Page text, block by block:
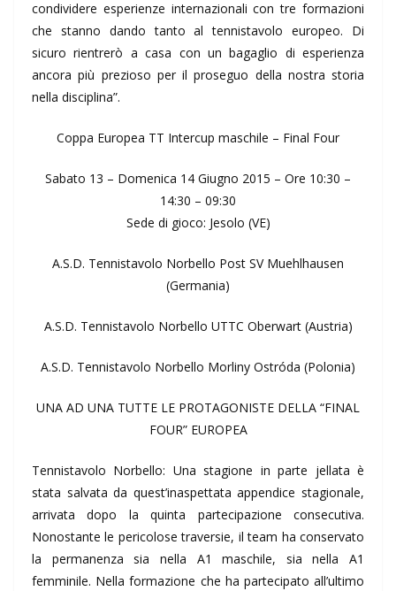
condividere esperienze internazionali con tre formazioni
che stanno dando tanto al tennistavolo europeo. Di
sicuro rientrerò a casa con un bagaglio di esperienza
ancora più prezioso per il proseguo della nostra storia
nella disciplina”.
Coppa Europea TT Intercup maschile – Final Four
Sabato 13 – Domenica 14 Giugno 2015 – Ore 10:30 –
14:30 – 09:30
Sede di gioco: Jesolo (VE)
A.S.D. Tennistavolo Norbello Post SV Muehlhausen
(Germania)
A.S.D. Tennistavolo Norbello UTTC Oberwart (Austria)
A.S.D. Tennistavolo Norbello Morliny Ostróda (Polonia)
UNA AD UNA TUTTE LE PROTAGONISTE DELLA “FINAL
FOUR” EUROPEA
Tennistavolo Norbello: Una stagione in parte jellata è
stata salvata da quest’inaspettata appendice stagionale,
arrivata dopo la quinta partecipazione consecutiva.
Nonostante le pericolose traversie, il team ha conservato
la permanenza sia nella A1 maschile, sia nella A1
femminile. Nella formazione che ha partecipato all’ultimo